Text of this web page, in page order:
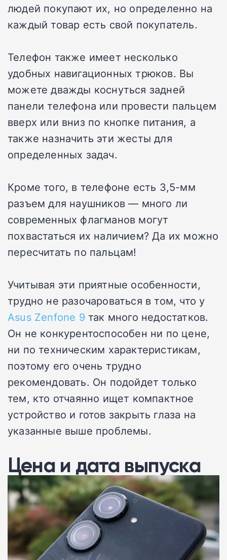
людей покупают их, но определенно на
каждый товар есть свой покупатель.
Телефон также имеет несколько
удобных навигационных трюков. Вы
можете дважды коснуться задней
панели телефона или провести пальцем
вверх или вниз по кнопке питания, а
также назначить эти жесты для
определенных задач.
Кроме того, в телефоне есть 3,5-мм
разъем для наушников — много ли
современных флагманов могут
похвастаться их наличием? Да их можно
пересчитать по пальцам!
Учитывая эти приятные особенности,
трудно не разочароваться в том, что у
Asus Zenfone 9так много недостатков.
Он не конкурентоспособен ни по цене,
ни по техническим характеристикам,
поэтому его очень трудно
рекомендовать. Он подойдет только
тем, кто отчаянно ищет компактное
устройство и готов закрыть глаза на
указанные выше проблемы.
Цена и дата выпуска